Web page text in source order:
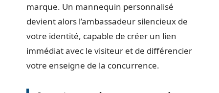
marque. Un mannequin personnalisé
devient alors l’ambassadeur silencieux de
votre identité, capable de créer un lien
immédiat avec le visiteur et de différencier
votre enseigne de la concurrence.